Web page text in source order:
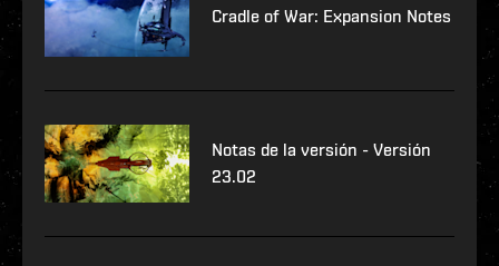
Cradle of War: Expansion Notes
Notas de la versión - Versión
23.02